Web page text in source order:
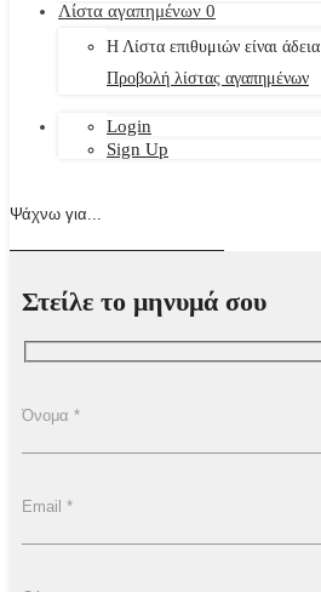
Λίστα αγαπημένων 0
Η Λίστα επιθυμιών είναι άδεια
Προβολή λίστας αγαπημένων
Login
Sign Up
Στείλε το μηνυμά σου